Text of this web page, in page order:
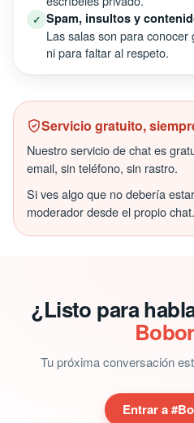
✓ Spam, insultos y
Las salas son para
ni para faltar al respeto.
Servicio gratuito,
Nuestro servicio de chat es
email, sin teléfono, sin rastro.
Si ves algo que no debería
moderador desde el propio chat.
¿Listo para
Tu próxima conversación
Entrar a